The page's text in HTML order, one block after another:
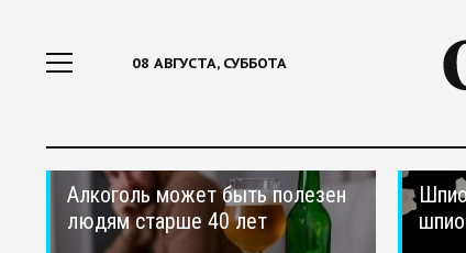
08 АВГУСТА, СУББОТА
Алкоголь может быть полезен
людям старше 40 лет